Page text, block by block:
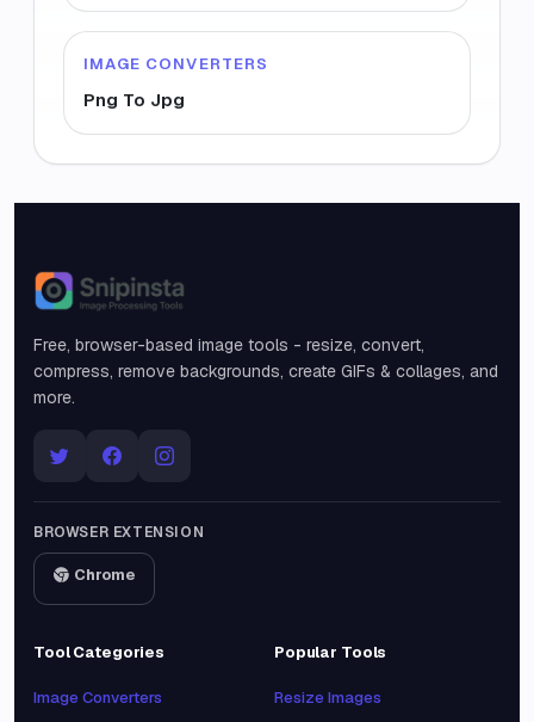
IMAGE CONVERTERS
Png To Jpg
Snipinsta
Free, browser-based image tools - resize, convert,
compress, remove backgrounds, create GIFs & collages, and
more.
BROWSER EXTENSION
Chrome
Tool Categories
Image Converters
Popular Tools
Resize Images